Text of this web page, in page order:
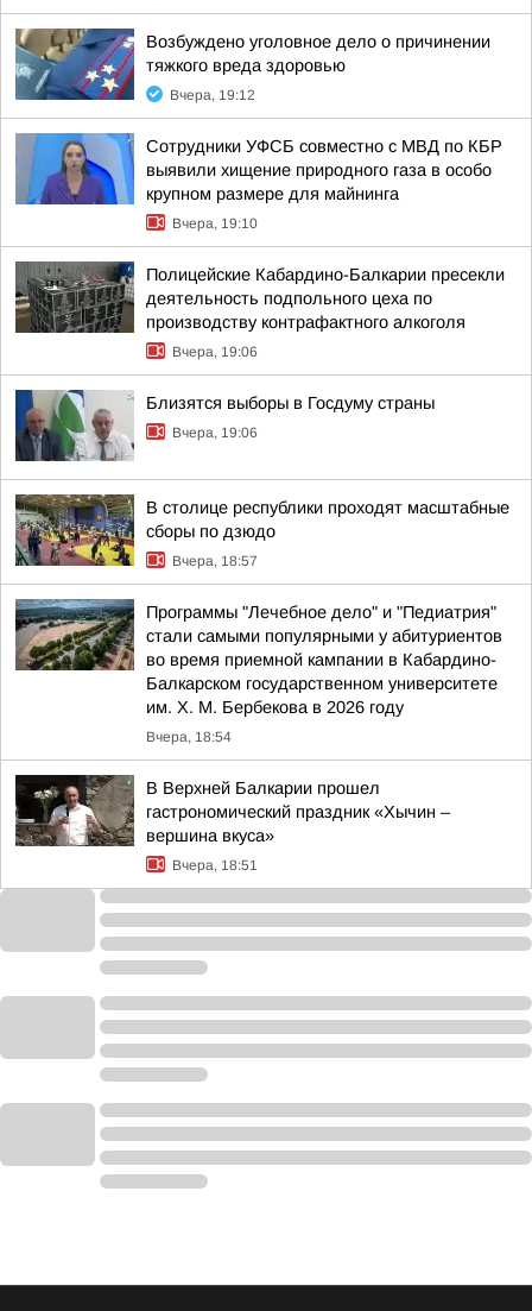
Возбуждено уголовное дело о причинении
тяжкого вреда здоровью
Вчера, 19:12
Сотрудники УФСБ совместно с МВД по КБР
выявили хищение природного газа в особо
крупном размере для майнинга
Вчера, 19:10
Полицейские Кабардино-Балкарии пресекли
деятельность подпольного цеха по
производству контрафактного алкоголя
Вчера, 19:06
Близятся выборы в Госдуму страны
Вчера, 19:06
В столице республики проходят масштабные
сборы по дзюдо
Вчера, 18:57
Программы "Лечебное дело" и "Педиатрия"
стали самыми популярными у абитуриентов
во время приемной кампании в Кабардино-
Балкарском государственном университете
им. Х. М. Бербекова в 2026 году
Вчера, 18:54
В Верхней Балкарии прошел
гастрономический праздник «Хычин –
вершина вкуса»
Вчера, 18:51